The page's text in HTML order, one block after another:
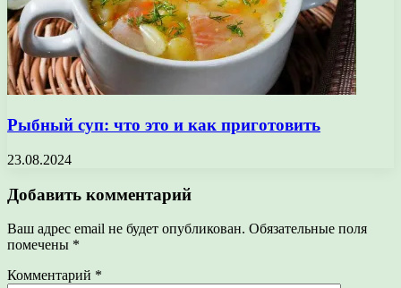
Рыбный суп: что это и как приготовить
23.08.2024
Добавить комментарий
Ваш адрес email не будет опубликован. Обязательные поля
помечены *
Комментарий *